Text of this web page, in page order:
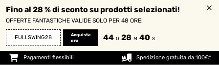
Fino al 28 % di sconto su prodotti selezionati!
OFFERTE FANTASTICHE VALIDE SOLO PER 48 ORE!
FULLSWING28
Acquista
ora
44 O 28 M 38 S
Pagamenti flessibili Spedizione gratuita da 100€*